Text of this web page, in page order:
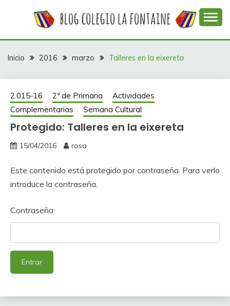
COLEGIO LA
FONTAINE
colegio La Fontaine
Inicio 2016 marzo Talleres en la eixereta
2.015-16 2º de Primaria
Actividades
Complementarias
Semana Cultural
Protegido: Talleres en la eixereta
15/04/2016 rosa
Este contenido está protegido por contraseña. Para verlo
introduce la contraseña.
Contraseña: